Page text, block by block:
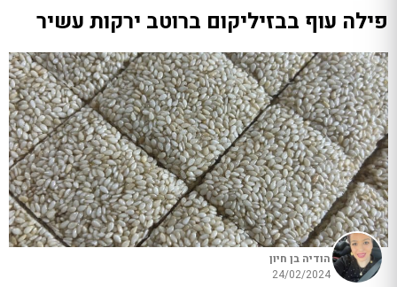
פילה עוף בבזיליקום ברוטב ירקות עשיר
הודיה בן חיון
24/02/2024